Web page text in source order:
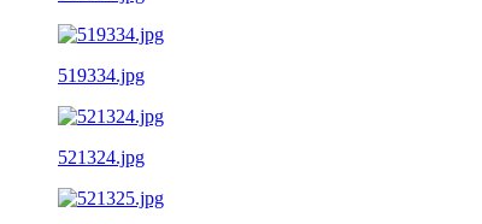
519334.jpg
521324.jpg